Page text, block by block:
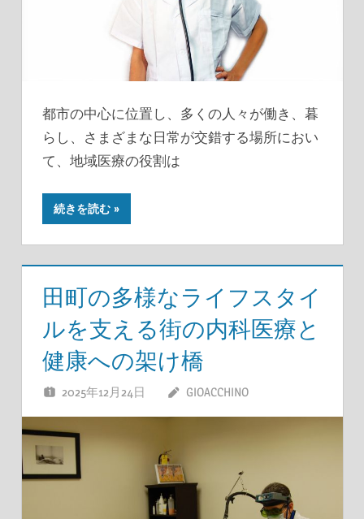
都市の中心に位置し、多くの人々が働き、暮
らし、さまざまな日常が交錯する場所におい
て、地域医療の役割は
続きを読む
田町の多様なライフスタイ
ルを支える街の内科医療と
健康への架け橋
2025年12月24日 GIOACCHINO